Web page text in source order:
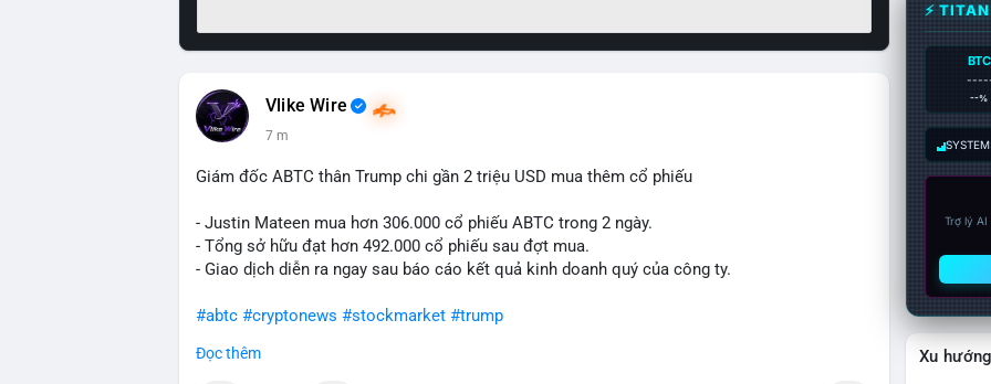
Vlike Wire
7 m
Giám đốc ABTC thân Trump chi gần 2 triệu USD mua thêm cổ phiếu
- Justin Mateen mua hơn 306.000 cổ phiếu ABTC trong 2 ngày.
- Tổng sở hữu đạt hơn 492.000 cổ phiếu sau đợt mua.
- Giao dịch diễn ra ngay sau báo cáo kết quả kinh doanh quý của công ty.
#abtc #cryptonews #stockmarket #trump
$btc $eth
Đọc thêm
⚡
BTC
--%
Trợ lý
Xu